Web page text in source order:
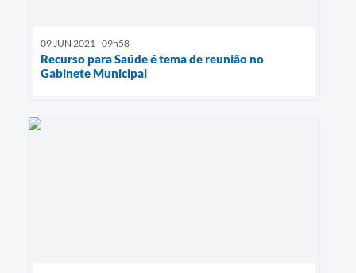
09 JUN 2021 - 09h58
Recurso para Saúde é tema de reunião no
Gabinete Municipal